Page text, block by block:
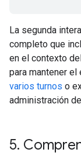
La segunda
completo que
en el contexto
para mantener el
varios turnos o
administración
5.